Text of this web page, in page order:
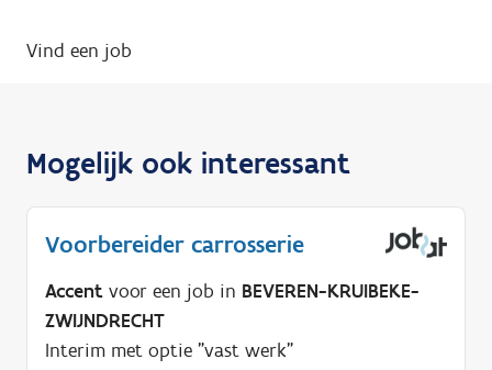
Vind een job
Mogelijk ook interessant
Voorbereider carrosserie
Accent voor een job in BEVEREN-KRUIBEKE-
ZWIJNDRECHT
Interim met optie "vast werk"